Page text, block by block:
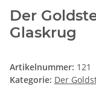
Der
Glaskrug
Artikelnummer: 121
Kategorie: Der